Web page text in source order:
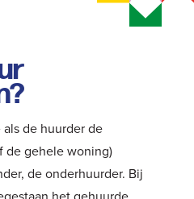
de huurder de
de gehele woning)
de onderhuurder. Bij